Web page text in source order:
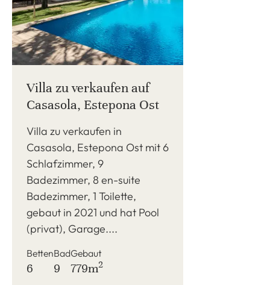
Villa zu verkaufen auf
Casasola, Estepona Ost
Villa zu verkaufen in
Casasola, Estepona Ost mit 6
Schlafzimmer, 9
Badezimmer, 8 en-suite
Badezimmer, 1 Toilette,
gebaut in 2021 und hat Pool
(privat), Garage....
Betten
6
Bad
9
Gebaut
779m2